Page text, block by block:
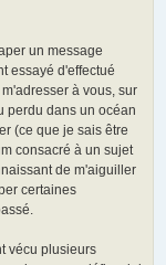
un message
essayé d'effectué
à vous, sur
perdu dans un océan
(ce que je sais être
consacré à un sujet
de m'aiguiller
certaines
vécu plusieurs